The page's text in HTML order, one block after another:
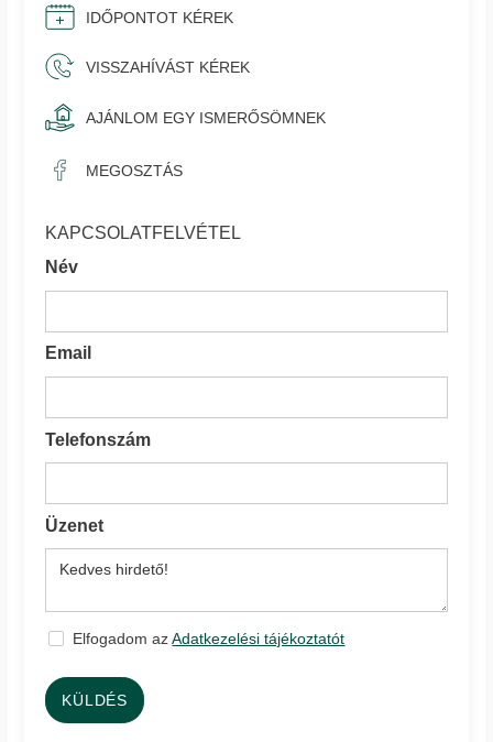
IDŐPONTOT KÉREK
VISSZAHÍVÁST KÉREK
AJÁNLOM EGY ISMERŐSÖMNEK
MEGOSZTÁS
KAPCSOLATFELVÉTEL
Név
Email
Telefonszám
Üzenet
Elfogadom azAdatkezelési tájékoztatót
KÜLDÉS